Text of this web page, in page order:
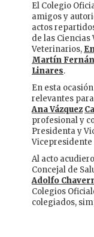
El Colegio
amigos y
actos
de las
Veterinarios,
Martín
Linares.
En esta
relevantes
Ana Vázquez
profesional y
Presidenta y
Vicepresidente
Al acto
Concejal de
Adolfo
Colegios
colegiados,